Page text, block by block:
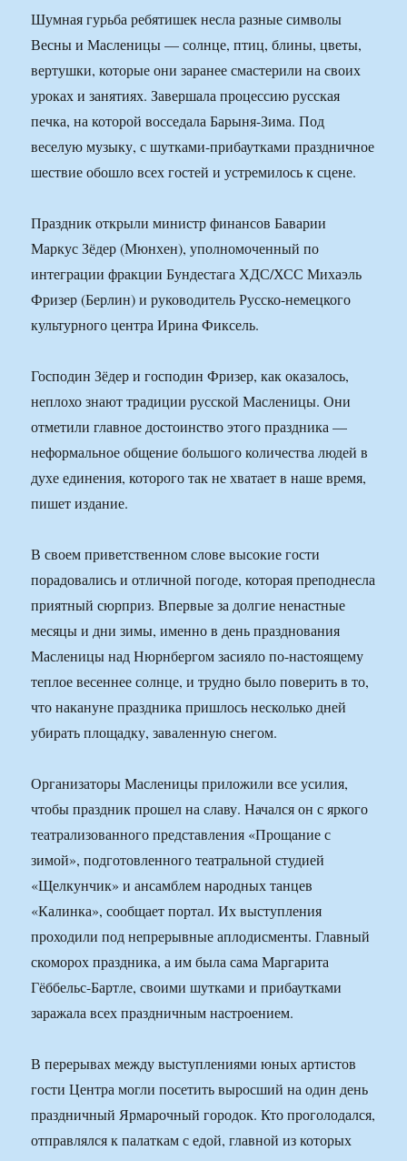
Шумная гурьба ребятишек несла разные символы
Весны и Масленицы — солнце, птиц, блины, цветы,
вертушки, которые они заранее смастерили на своих
уроках и занятиях. Завершала процессию русская
печка, на которой восседала Барыня-Зима. Под
веселую музыку, с шутками-прибаутками праздничное
шествие обошло всех гостей и устремилось к сцене.
Праздник открыли министр финансов Баварии
Маркус Зёдер (Мюнхен), уполномоченный по
интеграции фракции Бундестага ХДС/ХСС Михаэль
Фризер (Берлин) и руководитель Русско-немецкого
культурного центра Ирина Фиксель.
Господин Зёдер и господин Фризер, как оказалось,
неплохо знают традиции русской Масленицы. Они
отметили главное достоинство этого праздника —
неформальное общение большого количества людей в
духе единения, которого так не хватает в наше время,
пишет издание.
В своем приветственном слове высокие гости
порадовались и отличной погоде, которая преподнесла
приятный сюрприз. Впервые за долгие ненастные
месяцы и дни зимы, именно в день празднования
Масленицы над Нюрнбергом засияло по-настоящему
теплое весеннее солнце, и трудно было поверить в то,
что накануне праздника пришлось несколько дней
убирать площадку, заваленную снегом.
Организаторы Масленицы приложили все усилия,
чтобы праздник прошел на славу. Начался он с яркого
театрализованного представления «Прощание с
зимой», подготовленного театральной студией
«Щелкунчик» и ансамблем народных танцев
«Калинка», сообщает портал. Их выступления
проходили под непрерывные аплодисменты. Главный
скоморох праздника, а им была сама Маргарита
Гёббельс-Бартле, своими шутками и прибаутками
заражала всех праздничным настроением.
В перерывах между выступлениями юных артистов
гости Центра могли посетить выросший на один день
праздничный Ярмарочный городок. Кто проголодался,
отправлялся к палаткам с едой, главной из которых